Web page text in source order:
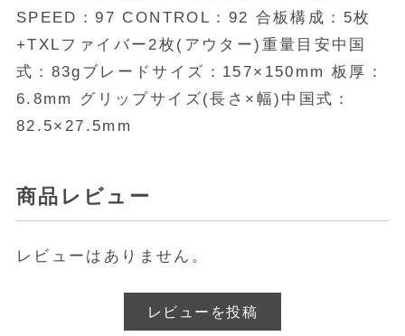
SPEED：97 CONTROL：92 合板構成：5枚
+TXLファイバー2枚(アウター)重量目安中国
式：83gブレードサイズ：157×150mm 板厚：
6.8mm グリップサイズ(長さ×幅)中国式：
82.5×27.5mm
商品レビュー
レビューはありません。
レビューを投稿